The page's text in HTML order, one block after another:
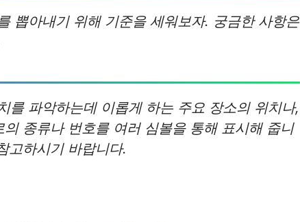
뽑아내기 위해 기준을 세워보자. 궁금한 사항은
를 파악하는데 이롭게 하는 주요 장소의 위치나,
종류나 번호를 여러 심볼을 통해 표시해 줍니
고하시기 바랍니다.